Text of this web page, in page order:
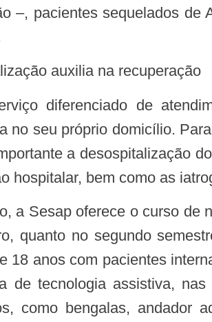
–, pacientes sequelados de
auxilia na recuperação
no seu próprio domicílio.
a desospitalização
hospitalar, bem como as
quanto no segundo
18 anos com pacientes
de tecnologia assistiva,
como bengalas, andador